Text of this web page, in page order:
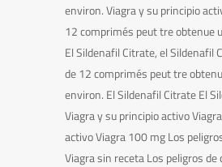
environ. Viagra y su principio
12 comprimés peut tre obtenue
El Sildenafil Citrate, el Sildenafil
de 12 comprimés peut tre
environ. El Sildenafil Citrate El
Viagra y su principio activo
activo Viagra 100 mg Los
Viagra sin receta Los peligros de